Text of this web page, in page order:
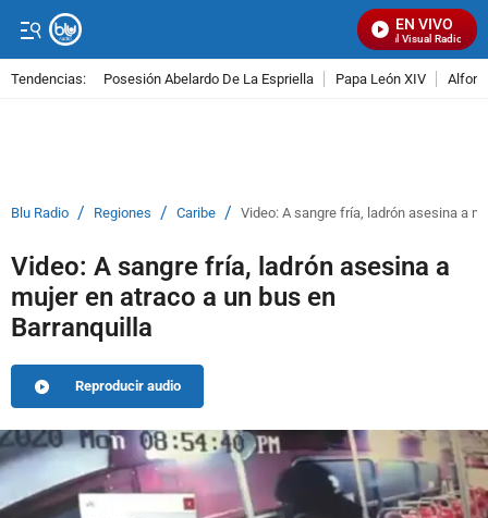
EN VIVO
Señal Visual Radio
Tendencias: Posesión Abelardo De La Espriella Papa León XIV
Blu Radio / Regiones / Caribe / Video: A sangre fría, ladrón asesina a
Video: A sangre fría, ladrón asesina a
mujer en atraco a un bus en
Barranquilla
Reproducir audio